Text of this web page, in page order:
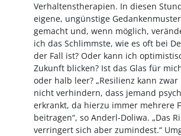
Verhaltenstherapien. In diesen
eigene, ungünstige
gemacht und, wenn möglich,
ich das Schlimmste, wie es oft bei
der Fall ist? Oder kann ich
Zukunft blicken? Ist das Glas für
oder halb leer? „Resilienz kann
nicht verhindern, dass jemand
erkrankt, da hierzu immer mehrere
beitragen“, so Anderl-Doliwa. „Das
verringert sich aber zumindest.“